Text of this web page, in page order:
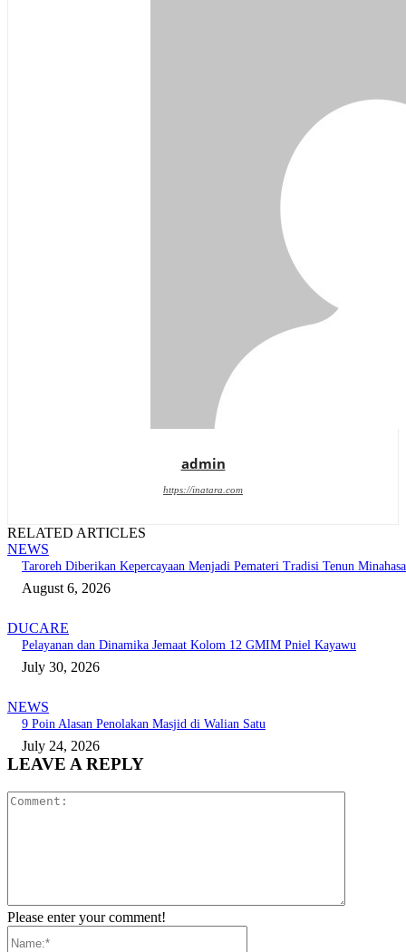
admin
https://inatara.com
RELATED ARTICLES
NEWS
Taroreh Diberikan Kepercayaan Menjadi Pemateri Tradisi Tenun Minahasa
August 6, 2026
DUCARE
Pelayanan dan Dinamika Jemaat Kolom 12 GMIM Pniel Kayawu
July 30, 2026
NEWS
9 Poin Alasan Penolakan Masjid di Walian Satu
July 24, 2026
LEAVE A REPLY
Please enter your comment!